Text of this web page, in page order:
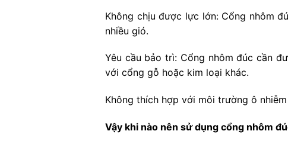
Không chịu được lực lớn: Cổng nhôm
nhiều gió.
Yêu cầu bảo trì: Cổng nhôm đúc cần
với cổng gỗ hoặc kim loại khác.
Không thích hợp với môi trường ô nhiễm
Vậy khi nào nên sử dụng cổng nhôm